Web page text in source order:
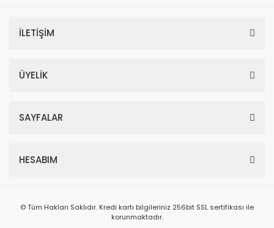
İLETİŞİM
ÜYELİK
SAYFALAR
HESABIM
© Tüm Hakları Saklıdır. Kredi kartı bilgileriniz 256bit SSL sertifikası ile
korunmaktadır.